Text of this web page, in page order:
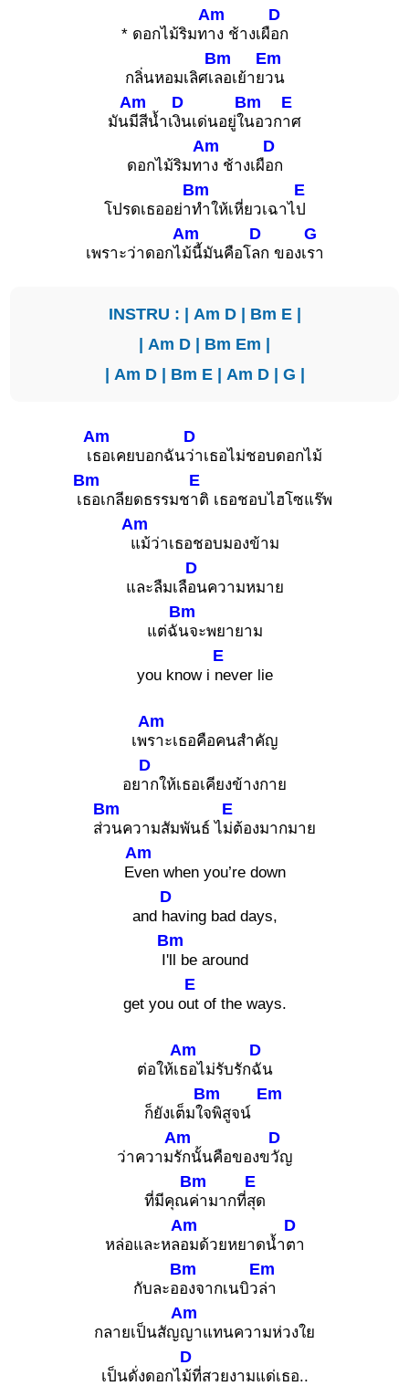
* ดอกไม้ริมท
Am
าง ช้างเผื
D
อก
กลิ่นหอมเลิศเ
Bm
ลอเย้าย
Em
วน
มัน
Am
มีสีน้ำเ
D
งินเด่นอยู่ใ
Bm
นอวก
E
าศ
ดอกไม้ริมท
Am
าง ช้างเผื
D
อก
โปรดเธออย่า
Bm
ทำให้เหี่ยวเฉาไ
E
ป
เพราะว่าดอกไ
Am
ม้นี้มันคือโ
D
ลก ของเ
G
รา
INSTRU : | Am D| Bm E|
| Am D | Bm Em |
| Am D| Bm E| Am D| G |
เ
Am
ธอเคยบอกฉัน
D
ว่าเธอไม่ชอบดอกไม้
เ
Bm
ธอเกลียดธรรมช
E
าติ เธอชอบไฮโซแร๊พ
Am
แม้ว่าเธอชอบมองข้าม
และลืมเลื
D
อนความหมาย
แต่ฉั
Bm
นจะพยายาม
you know i
E
never lie
เพ
Am
ราะเธอคือคนสำคัญ
อย
D
ากให้เธอเคียงข้างกาย
ส่
Bm
วนความสัมพันธ์ ไ
E
ม่ต้องมากมาย
E
Am
ven when you’re down
and
D
having bad days,
I
Bm
'll be around
get you o
E
ut of the ways.
ต่อให้เ
Am
ธอไม่รับรัก
D
ฉัน
ก็ยังเต็มใ
Bm
จพิสูจน์
Em
ว่าความ
Am
รักนั้นคือของข
D
วัญ
ที่มีคุณ
Bm
ค่ามากที่
E
สุด
หล่อและหล
Am
อมด้วยหยาดน้ำ
D
ตา
กับละอ
Bm
องจากเนบิว
Em
ล่า
กลายเป็นสัญ
Am
ญาแทนความห่วงใย
เป็นดั่งดอกไ
D
ม้ที่สวยงามแด่เธอ..